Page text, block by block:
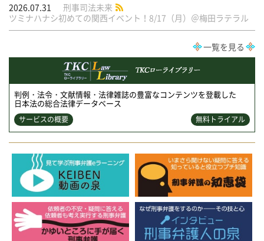
2026.07.31
刑事司法未来
ツミナハナシ初めての関西イベント！8/17（月）＠梅田ラテラル
一覧を見る
判例・法令・文献情報・法律雑誌の豊富なコンテンツを登載した
日本法の総合法律データベース
サービスの概要 無料トライアル